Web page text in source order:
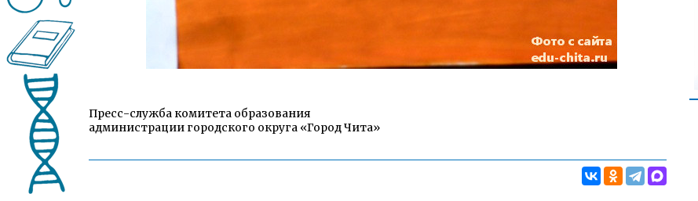
Пресс-служба комитета образования
администрации городского округа «Город Чита»